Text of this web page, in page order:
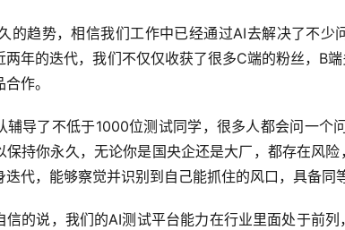
的趋势，相信我们工作中已经通过AI去解决了不
两年的迭代，我们不仅仅收获了很多C端的粉丝，B
作。
辅导了不低于1000位测试同学，很多人都会问一个
保持你永久，无论你是国央企还是大厂，都存在风
迭代，能够察觉并识别到自己能抓住的风口，具备同
信的说，我们的AI测试平台能力在行业里面处于前